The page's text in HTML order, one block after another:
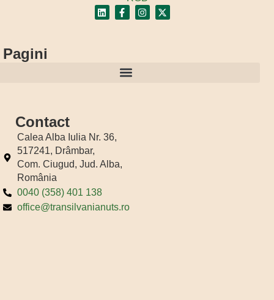
Pagini
Contact
Calea Alba Iulia Nr. 36,
517241, Drâmbar,
Com. Ciugud, Jud. Alba,
România
0040 (358) 401 138
office@transilvanianuts.ro